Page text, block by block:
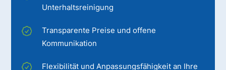
Unterhaltsreinigung
Transparente Preise und offene
Kommunikation
Flexibilität und Anpassungsfähigkeit an Ihre